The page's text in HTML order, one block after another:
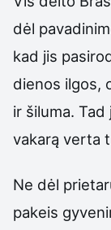
dėl
kad jis
dienos ilgos,
ir šiluma.
vakarą verta
Ne dėl
pakeis